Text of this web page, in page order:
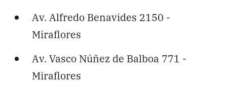
Av. Alfredo Benavides 2150 -
Miraflores
Av. Vasco Núñez de Balboa 771 -
Miraflores